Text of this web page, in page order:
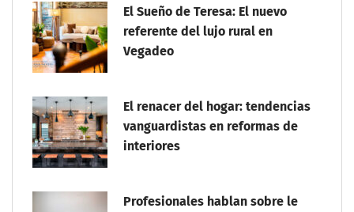
El Sueño de Teresa: El nuevo
referente del lujo rural en
Vegadeo
El renacer del hogar: tendencias
vanguardistas en reformas de
interiores
Profesionales hablan sobre le